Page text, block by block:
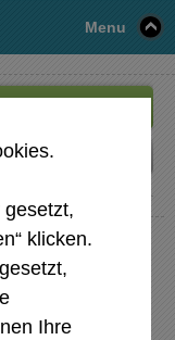
Menu
240 431 328 ist nicht
klicken.
Ihre